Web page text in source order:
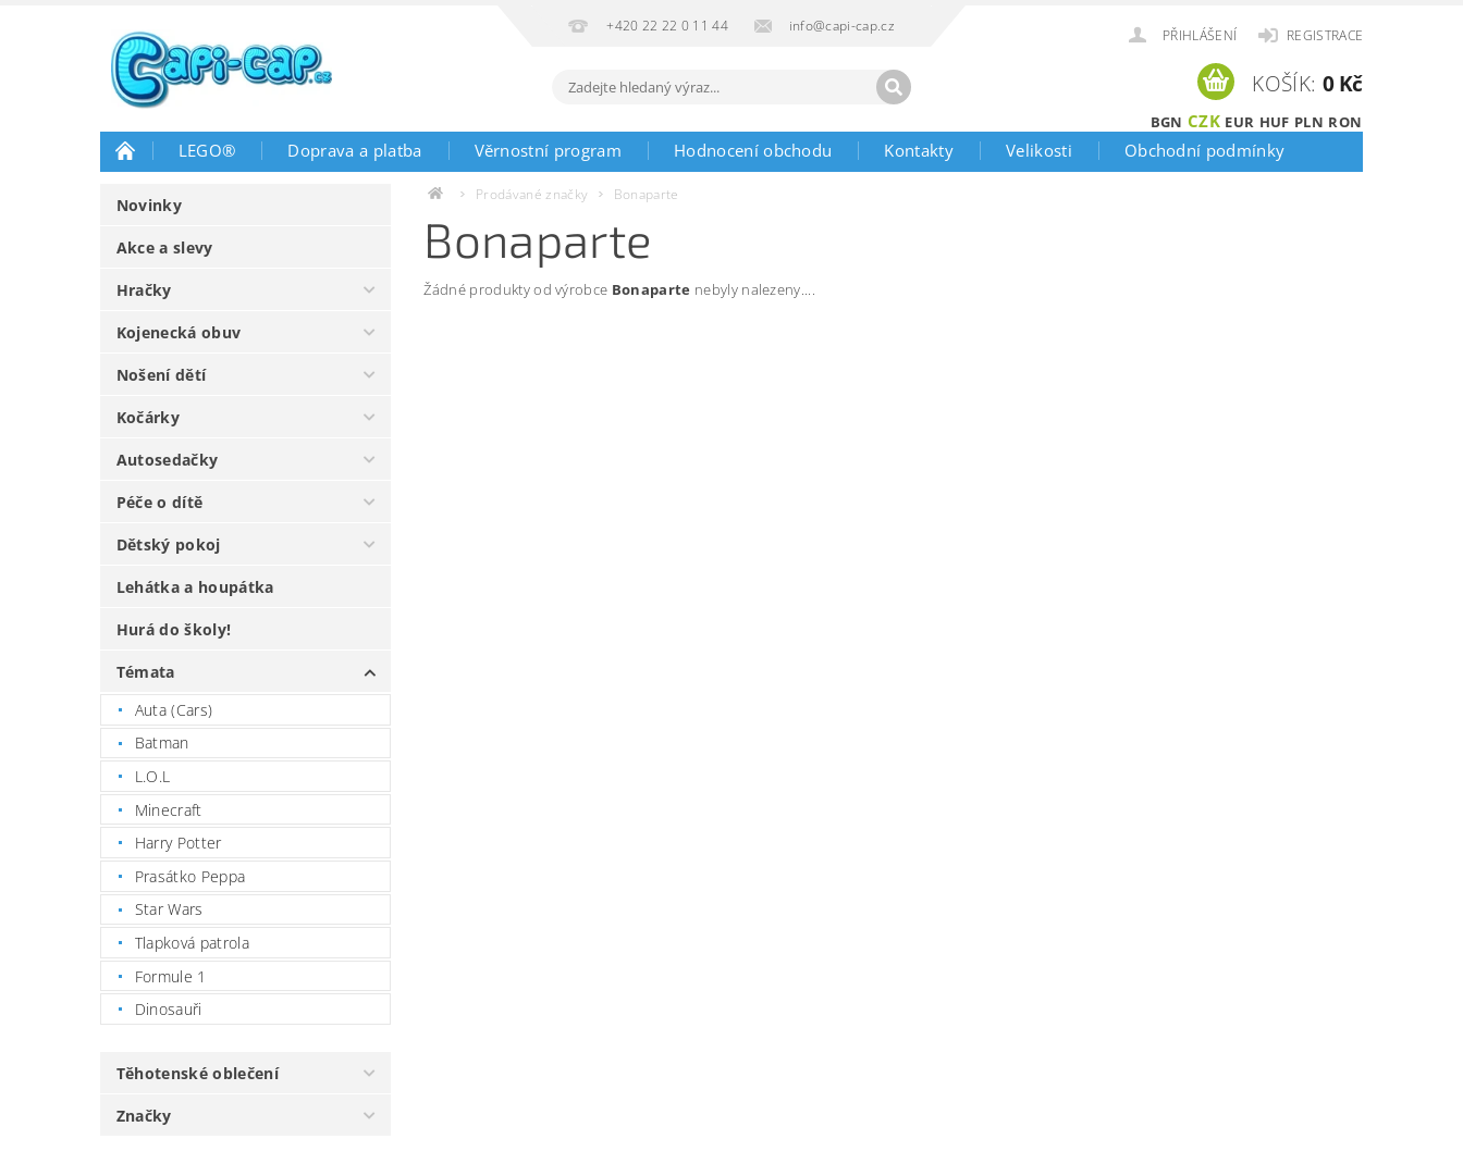
+420 22 22 0 11 44 info@capi-cap.cz
PŘIHLÁŠENÍ REGISTRACE
BGN CZK EUR HUF PLN RON
KOŠÍK: 0 Kč
LEGO® Doprava a platba Věrnostní program Hodnocení obchodu Kontakty Velikosti Obchodní podmínky
Novinky
Akce a slevy
Hračky
Kojenecká obuv
Nošení dětí
Kočárky
Autosedačky
Péče o dítě
Dětský pokoj
Lehátka a houpátka
Hurá do školy!
Témata
Auta (Cars)
Batman
L.O.L
Minecraft
Harry Potter
Prasátko Peppa
Star Wars
Tlapková patrola
Formule 1
Dinosauři
Těhotenské oblečení
Značky
Prodávané značky Bonaparte
Bonaparte
Žádné produkty od výrobce Bonaparte nebyly nalezeny....